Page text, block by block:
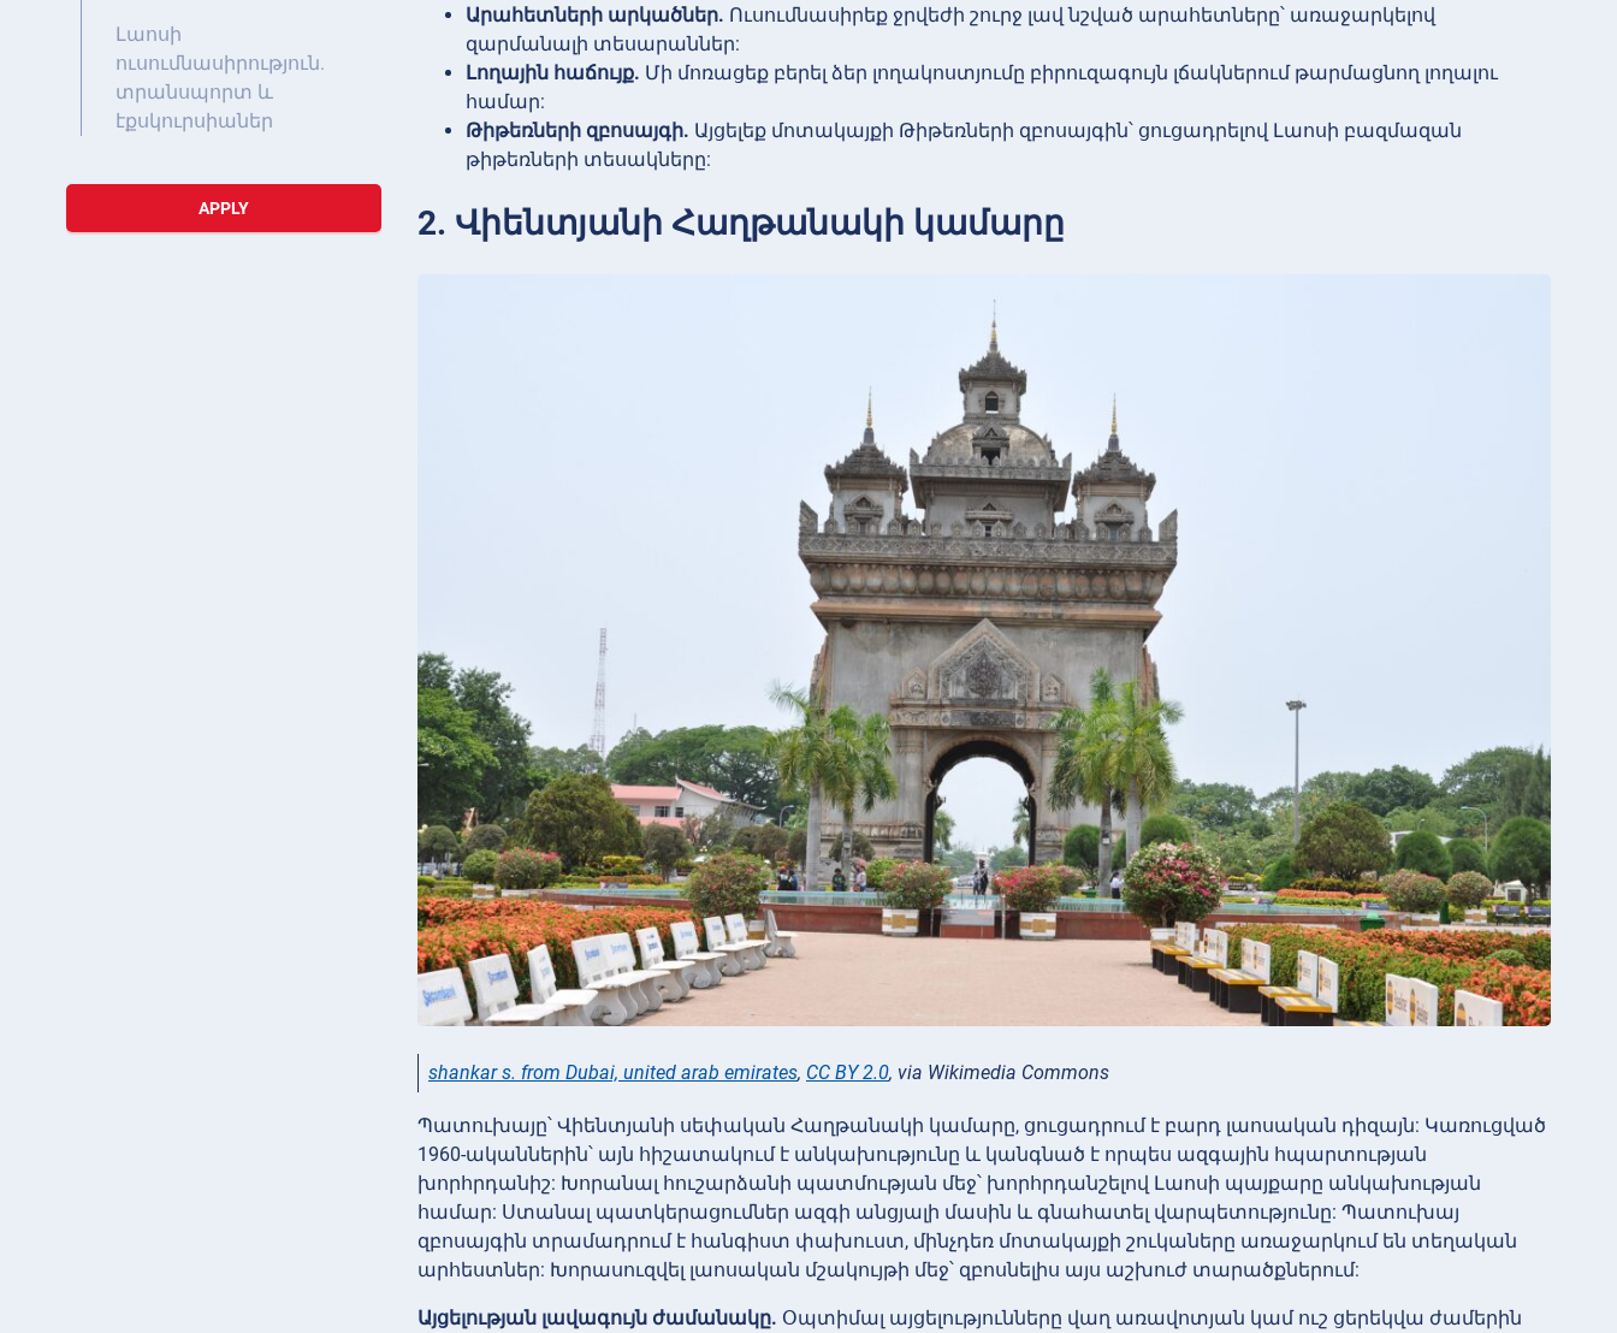
Լաոսի
ուսումնասիրություն.
տրանսպորտ և
էքսկուրսիաներ
APPLY
Արահետների արկածներ. Ուսումնասիրեք ջրվեժի շուրջ լավ նշված արահետները՝ առաջարկելով
զարմանալի տեսարաններ:
Լողային հաճույք. Մի մոռացեք բերել ձեր լողակոստյումը բիրուզագույն լճակներում թարմացնող լողալու
համար:
Թիթեռների զբոսայգի. Այցելեք մոտակայքի Թիթեռների զբոսայգին՝ ցուցադրելով Լաոսի բազմազան
թիթեռների տեսակները:
2. Վիենտյանի Հաղթանակի կամարը
shankar s. from Dubai, united arab emirates, CC BY 2.0, via Wikimedia Commons
Պատուխայը՝ Վիենտյանի սեփական Հաղթանակի կամարը, ցուցադրում է բարդ լաոսական դիզայն: Կառուցված
1960-ականներին՝ այն հիշատակում է անկախությունը և կանգնած է որպես ազգային հպարտության
խորհրդանիշ: Խորանալ հուշարձանի պատմության մեջ՝ խորհրդանշելով Լաոսի պայքարը անկախության
համար: Ստանալ պատկերացումներ ազգի անցյալի մասին և գնահատել վարպետությունը: Պատուխայ
զբոսայգին տրամադրում է հանգիստ փախուստ, մինչդեռ մոտակայքի շուկաները առաջարկում են տեղական
արհեստներ: Խորասուզվել լաոսական մշակույթի մեջ՝ զբոսնելիս այս աշխուժ տարածքներում:
Այցելության լավագույն ժամանակը. Օպտիմալ այցելությունները վաղ առավոտյան կամ ուշ ցերեկվա ժամերին